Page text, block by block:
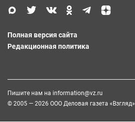
Полная версия сайта
Редакционная политика
Пишите нам на information@vz.ru
© 2005 — 2026 ООО Деловая газета «Взгляд»